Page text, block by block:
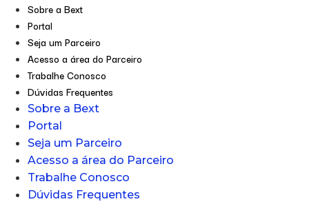
Sobre a Bext
Portal
Seja um Parceiro
Acesso a área do Parceiro
Trabalhe Conosco
Dúvidas Frequentes
Sobre a Bext
Portal
Seja um Parceiro
Acesso a área do Parceiro
Trabalhe Conosco
Dúvidas Frequentes